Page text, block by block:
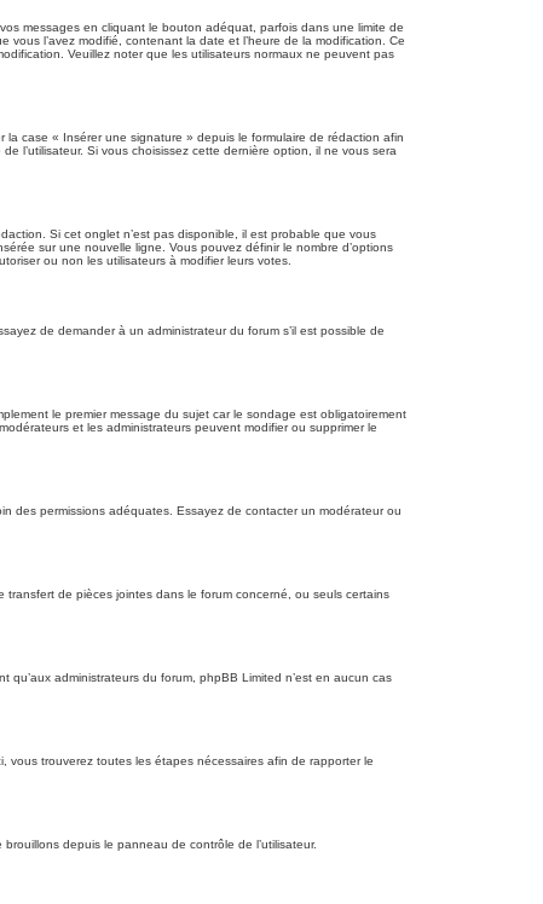
messages en cliquant le bouton adéquat, parfois dans une limite de
l’avez modifié, contenant la date et l’heure de la modification. Ce
Veuillez noter que les utilisateurs normaux ne peuvent pas
case « Insérer une signature » depuis le formulaire de rédaction afin
l’utilisateur. Si vous choisissez cette dernière option, il ne vous sera
Si cet onglet n’est pas disponible, il est probable que vous
sur une nouvelle ligne. Vous pouvez définir le nombre d’options
ou non les utilisateurs à modifier leurs votes.
de demander à un administrateur du forum s’il est possible de
le premier message du sujet car le sondage est obligatoirement
et les administrateurs peuvent modifier ou supprimer le
des permissions adéquates. Essayez de contacter un modérateur ou
de pièces jointes dans le forum concerné, ou seuls certains
administrateurs du forum, phpBB Limited n’est en aucun cas
trouverez toutes les étapes nécessaires afin de rapporter le
depuis le panneau de contrôle de l’utilisateur.